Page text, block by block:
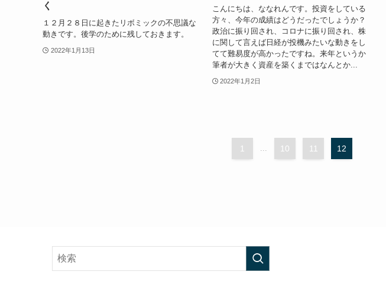
く
１２月２８日に起きたリボミックの不思議な
動きです。後学のために残しておきます。
2022年1月13日
こんにちは、ななれんです。投資をしている
方々、今年の成績はどうだったでしょうか？
政治に振り回され、コロナに振り回され、株
に関して言えば日経が投機みたいな動きをし
てて難易度が高かったですね。来年というか
筆者が大きく資産を築くまではなんとか...
2022年1月2日
1 10 11 12